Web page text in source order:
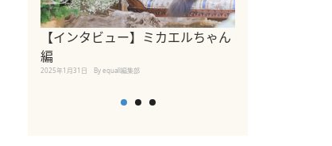
【インタビュー】ミカエルちゃん
編
2025年1月31日 By equall編集部